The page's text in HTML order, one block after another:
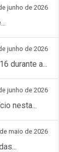
junho de 2026
junho de 2026
durante a...
junho de 2026
nesta...
maio de 2026